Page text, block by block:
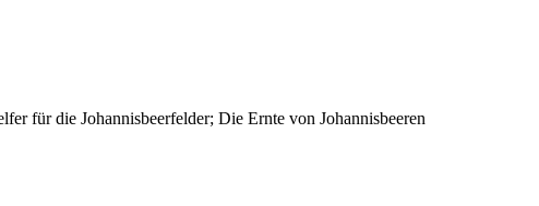
für die Johannisbeerfelder; Die Ernte von Johannisbeeren